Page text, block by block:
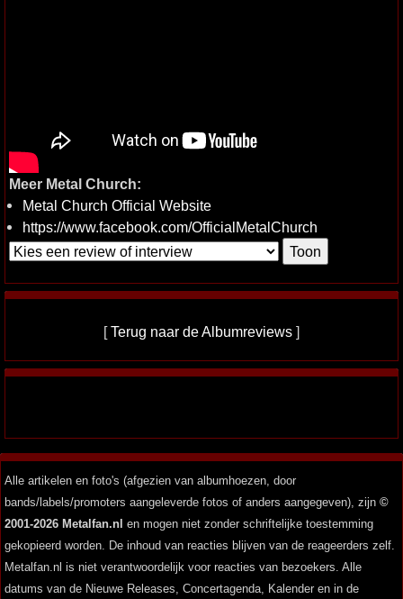
Meer Metal Church:
Metal Church Official Website
https://www.facebook.com/OfficialMetalChurch
[Terug naar de Albumreviews ]
Alle artikelen en foto's (afgezien van albumhoezen, door
bands/labels/promoters aangeleverde fotos of anders aangegeven), zijn ©
2001-2026 Metalfan.nl en mogen niet zonder schriftelijke toestemming
gekopieerd worden. De inhoud van reacties blijven van de reageerders zelf.
Metalfan.nl is niet verantwoordelijk voor reacties van bezoekers. Alle
datums van de Nieuwe Releases, Concertagenda, Kalender en in de